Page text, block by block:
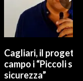
Cagliari, il
campo i “Piccoli
sicurezza”